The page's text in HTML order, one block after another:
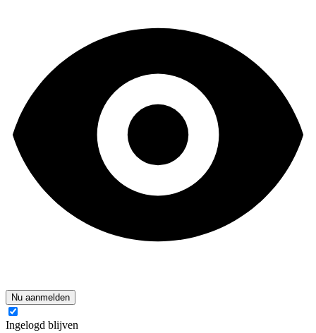
Nu aanmelden
Ingelogd blijven